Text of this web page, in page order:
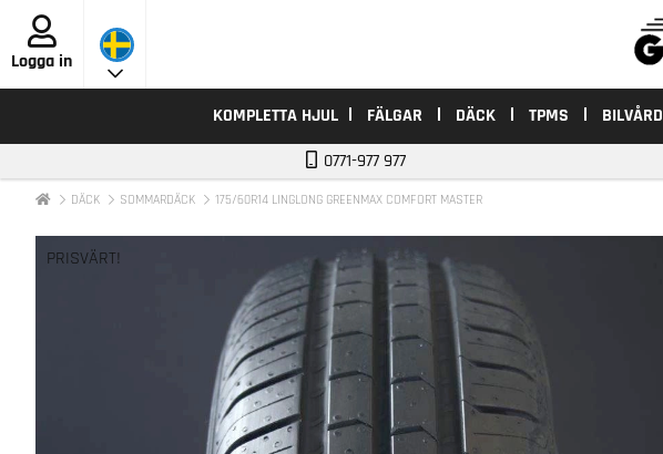
Logga in
KOMPLETTA HJUL FÄLGAR DÄCK TPMS BILVÅRD
0771-977 977
DÄCK SOMMARDÄCK 175/60R14 LINGLONG GREENMAX COMFORT MASTER
PRISVÄRT!